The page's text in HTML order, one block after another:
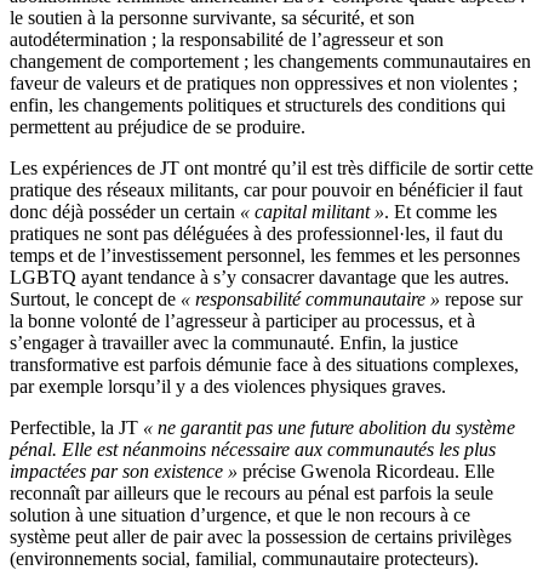
le soutien à la personne survivante, sa sécurité, et son
autodétermination ; la responsabilité de l’agresseur et son
changement de comportement ; les changements communautaires en
faveur de valeurs et de pratiques non oppressives et non violentes ;
enfin, les changements politiques et structurels des conditions qui
permettent au préjudice de se produire.
Les expériences de JT ont montré qu’il est très difficile de sortir cette
pratique des réseaux militants, car pour pouvoir en bénéficier il faut
donc déjà posséder un certain « capital militant ». Et comme les
pratiques ne sont pas déléguées à des professionnel·les, il faut du
temps et de l’investissement personnel, les femmes et les personnes
LGBTQ ayant tendance à s’y consacrer davantage que les autres.
Surtout, le concept de « responsabilité communautaire » repose sur
la bonne volonté de l’agresseur à participer au processus, et à
s’engager à travailler avec la communauté. Enfin, la justice
transformative est parfois démunie face à des situations complexes,
par exemple lorsqu’il y a des violences physiques graves.
Perfectible, la JT « ne garantit pas une future abolition du système
pénal. Elle est néanmoins nécessaire aux communautés les plus
impactées par son existence » précise Gwenola Ricordeau. Elle
reconnaît par ailleurs que le recours au pénal est parfois la seule
solution à une situation d’urgence, et que le non recours à ce
système peut aller de pair avec la possession de certains privilèges
(environnements social, familial, communautaire protecteurs).